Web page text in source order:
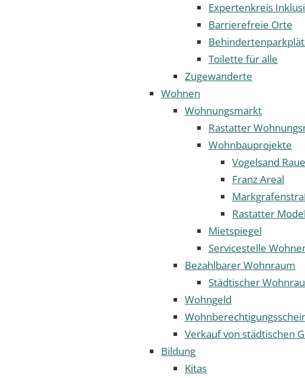
Expertenkreis
Barrierefreie Orte
Toilette für alle
Zugewanderte
Wohnen
Wohnungsmarkt
Rastatter
Wohnbauprojekte
Vogelsand
Franz Areal
Rastatter
Mietspiegel
Servicestelle
Bezahlbarer Wohnraum
Städtischer
Wohngeld
Verkauf von städtischen
Bildung
Kitas